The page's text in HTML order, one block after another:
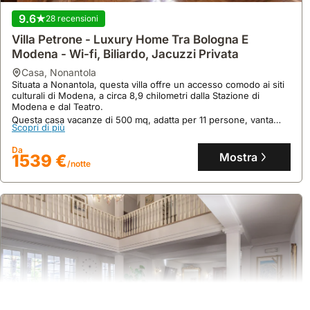
Nessuna recensione
Enzo Ferrari Museum|wifi Train Station Parking
Nel cuore del Centro Storico di Modena, questa casa vacanza
offre un accesso diretto alle principali attrazioni della città, con
servizi impeccabili e comfort moderni.
Questa villa di 75 mq dispone di aria condizionata, cucina
attrezzata con frigo e congelatore, e parcheggio privato, ideale
per esplorare i dintorni o rilassarsi in tranquillità.
Scopri di più
Da
124 €/notte Mostra
9.6 28 recensioni
Villa Petrone - Luxury Home Tra Bologna E
Modena - Wi-fi, Biliardo, Jacuzzi Privata
casa, Nonantola
Situata a Nonantola, questa villa offre un accesso comodo ai siti
culturali di Modena, a circa 8,9 chilometri dalla Stazione di
Modena e dal Teatro.
Questa casa vacanze di 500 mq, adatta per 11 persone, vanta
aria condizionata, piscina, jacuzzi, giardino e un ristorante
interno, con possibilità di noleggio biciclette e auto.
Scopri di più
Da
1539 €/notte Mostra